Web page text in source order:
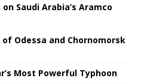
Saudi Arabia’s Aramco
Odessa and Chornomorsk
Most Powerful Typhoon